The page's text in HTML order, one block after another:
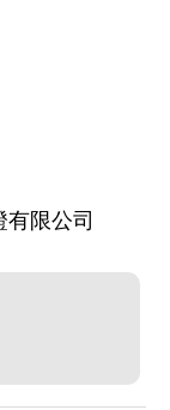
限公司